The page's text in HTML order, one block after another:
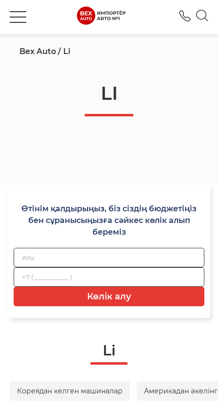
Bex Auto Li
LI
Өтінім қалдырыңыз, біз сіздің бюджетіңіз
бен сұранысыңызға сәйкес көлік алып
береміз
Көлік алу
Li
Кореядан келген машиналар Америкадан